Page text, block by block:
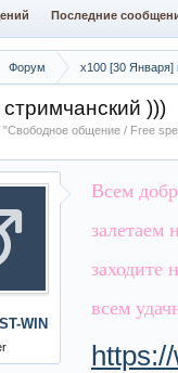
Форум х100 [30 Января]
)))
"Свободное общение / Free
WIN
Всем
залетаем
заходите
всем
Последние